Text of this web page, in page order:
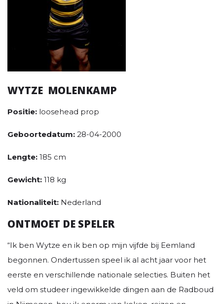
WYTZE MOLENKAMP
Positie: loosehead prop
Geboortedatum: 28-04-2000
Lengte: 185 cm
Gewicht: 118 kg
Nationaliteit: Nederland
ONTMOET DE SPELER
“Ik ben Wytze en ik ben op mijn vijfde bij Eemland
begonnen. Ondertussen speel ik al acht jaar voor het
eerste en verschillende nationale selecties. Buiten het
veld om studeer ingewikkelde dingen aan de Radboud